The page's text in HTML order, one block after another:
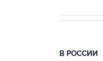
В РОССИИ